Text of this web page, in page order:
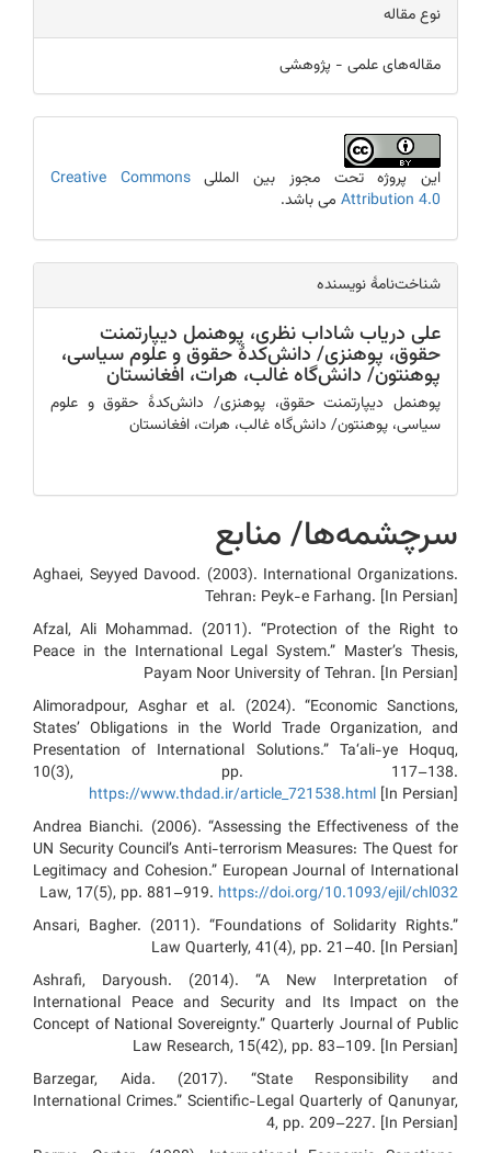
نوع مقاله
مقاله‌های علمی - پژوهشی
این پروژه تحت مجوز بین المللیCreative Commons
Attribution 4.0 می باشد.
شناخت‌نامۀ نویسنده
علی دریاب شاداب نظری، پوهنمل ‌دیپارتمنت
حقوق، پوهنزی/ دانش‌کدۀ حقوق و علوم سیاسی،
پوهنتون/ دانش‌گاه ‌غالب، هرات، افغانستان
پوهنمل ‌دیپارتمنت حقوق، پوهنزی/ دانش‌کدۀ حقوق و علوم
سیاسی، پوهنتون/ دانش‌گاه ‌غالب، هرات، افغانستان
سرچشمه‌ها/ منابع
Aghaei, Seyyed Davood. (2003). International Organizations.
Tehran: Peyk-e Farhang. [In Persian]
Afzal, Ali Mohammad. (2011). “Protection of the Right to
Peace in the International Legal System.” Master’s Thesis,
Payam Noor University of Tehran. [In Persian]
Alimoradpour, Asghar et al. (2024). “Economic Sanctions,
States’ Obligations in the World Trade Organization, and
Presentation of International Solutions.” Ta‘ali-ye Hoquq,
10(3), pp. 117–138.
https://www.thdad.ir/article_721538.html [In Persian]
Andrea Bianchi. (2006). “Assessing the Effectiveness of the
UN Security Council’s Anti-terrorism Measures: The Quest for
Legitimacy and Cohesion.” European Journal of International
Law, 17(5), pp. 881–919. https://doi.org/10.1093/ejil/chl032
Ansari, Bagher. (2011). “Foundations of Solidarity Rights.”
Law Quarterly, 41(4), pp. 21–40. [In Persian]
Ashrafi, Daryoush. (2014). “A New Interpretation of
International Peace and Security and Its Impact on the
Concept of National Sovereignty.” Quarterly Journal of Public
Law Research, 15(42), pp. 83–109. [In Persian]
Barzegar, Aida. (2017). “State Responsibility and
International Crimes.” Scientific-Legal Quarterly of Qanunyar,
4, pp. 209–227. [In Persian]